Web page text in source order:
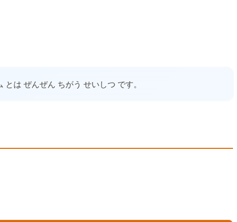
とは ぜんぜん ちがう せいしつ です。